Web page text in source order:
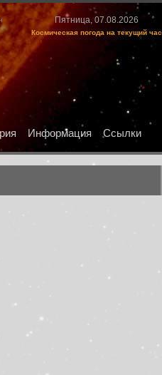
Пятница, 07.08.2026
Космическая погода на текущий час
Информация Ссылки